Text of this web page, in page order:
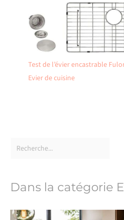
Test de l’évier encastrable
Evier de cuisine
Dans la catégorie